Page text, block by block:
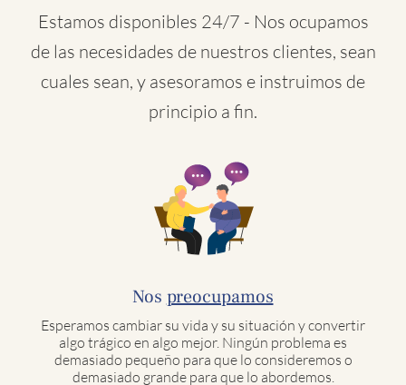
Estamos disponibles 24/7 - Nos ocupamos
de las necesidades de nuestros clientes, sean
cuales sean, y asesoramos e instruimos de
principio a fin.
Nos preocupamos
Esperamos cambiar su vida y su situación y convertir
algo trágico en algo mejor. Ningún problema es
demasiado pequeño para que lo consideremos o
demasiado grande para que lo abordemos.